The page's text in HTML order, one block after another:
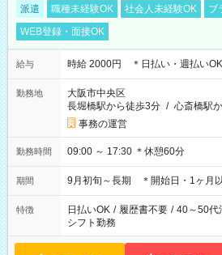
派遣 職種未経験OK 社会人未経験OK
ブ
WEB登録・面接OK
給与 時給 2000円 ＊日払い・週払いOK
勤務地
大阪市中央区
長堀橋駅から徒歩3分 / 心斎橋駅
事務の運営
勤務時間 09:00 ～ 17:30 ＊休憩60分
期間 9月初旬～長期 ＊開始日・1ヶ月
特徴 日払いOK / 履歴書不要 / 40～50代
シフト勤務